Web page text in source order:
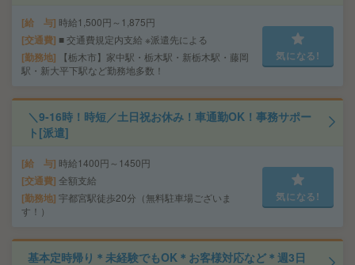
給 与 時給1,500円～1,875円
交通費 ■ 交通費規定内支給 ※派遣先による
勤務地
【栃木市】家中駅・栃木駅・新栃木駅・藤岡
駅・新大平下駅など勤務地多数！
気になる!
＼9-16時！時短／土日祝お休み！車通勤OK！事務サポー
ト[派遣]
給 与 時給1400円～1450円
交通費 全額支給
勤務地 宇都宮駅徒歩20分（無料駐車場ございま
す！）
気になる!
基本定時帰り＊未経験でもOK＊お客様対応など＊週3日